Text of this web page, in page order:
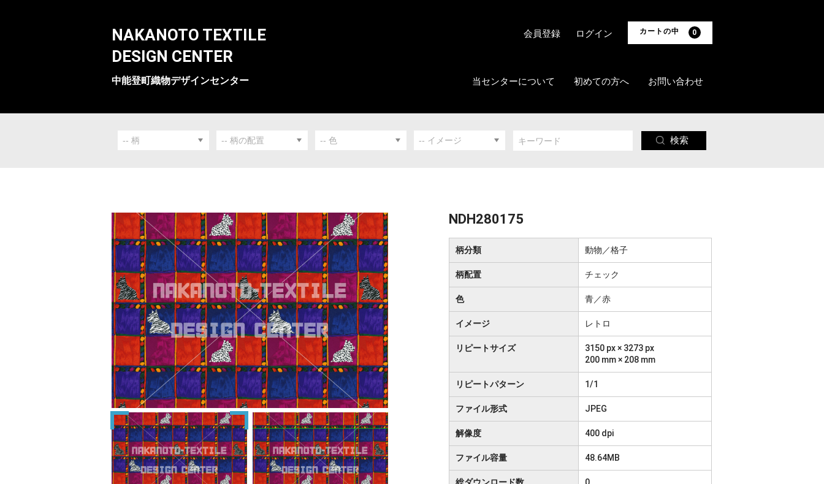
NAKANOTO TEXTILE
DESIGN CENTER
中能登町織物デザインセンター 当センターについて 初めての方へ お問い合わせ
カートの中 0
会員登録 ログイン
検索
NDH280175
柄分類 動物／格子
柄配置 チェック
色 青／赤
イメージ レトロ
リピートサイズ
3150 px × 3273 px
200 mm × 208 mm
リピートパターン 1/1
ファイル形式 JPEG
解像度 400 dpi
ファイル容量 48.64MB
総ダウンロード数 0